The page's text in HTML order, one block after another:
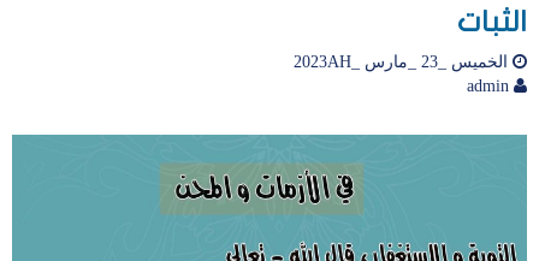
الثبات
الخميس _23 _مارس _2023AH